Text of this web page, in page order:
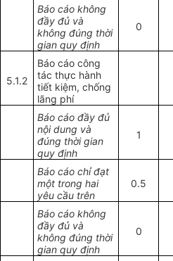
Báo cáo không
đầy đủ và
không đúng thời
gian quy định
0
5.1.2
Báo cáo công
tác thực hành
tiết kiệm, chống
lãng phí
Báo cáo đầy đủ
nội dung và
đúng thời gian
quy định
1
Báo cáo chỉ đạt
một trong hai
yêu cầu trên
0.5
Báo cáo không
đầy đủ và
không đúng thời
gian quy định
0